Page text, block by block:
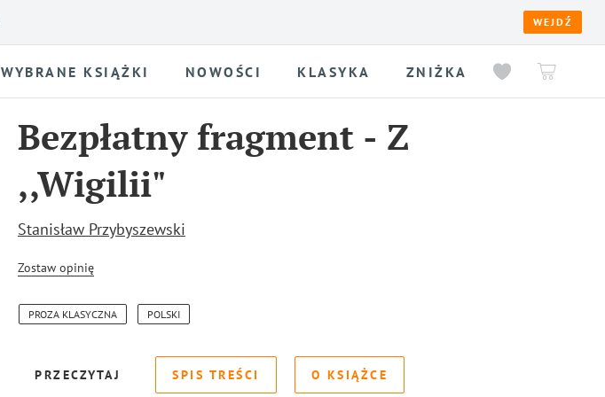
WEJDŹ
WYBRANE KSIĄŻKI NOWOŚCI KLASYKA ZNIŻKA
Bezpłatny fragment - Z
,,Wigilii"
Stanisław Przybyszewski
Zostaw opinię
PROZA KLASYCZNA POLSKI
PRZECZYTAJ SPIS TREŚCI O KSIĄŻCE